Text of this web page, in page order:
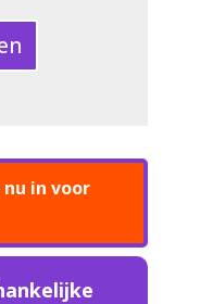
in voor